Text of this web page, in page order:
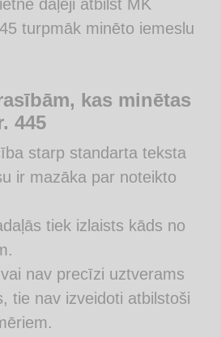
daļēji atbilst MK
turpmāk minēto iemeslu
kas minētas
445
starp standarta teksta
ir mazāka par noteikto
tiek izlaists kāds no
nav precīzi uztverams
tie nav izveidoti atbilstoši